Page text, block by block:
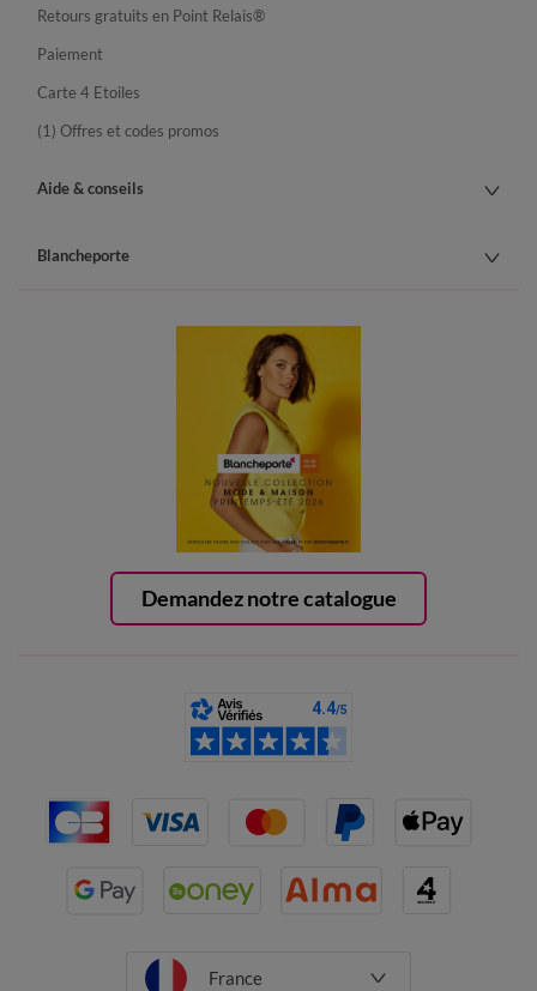
Demandez notre catalogue
Retours gratuits en Point Relais®
Paiement
Carte 4 Etoiles
(1) Offres et codes promos
Aide & conseils
Blancheporte
France